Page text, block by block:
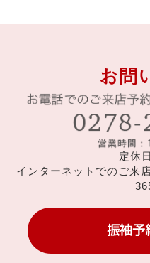
定休
インターネットでのご来